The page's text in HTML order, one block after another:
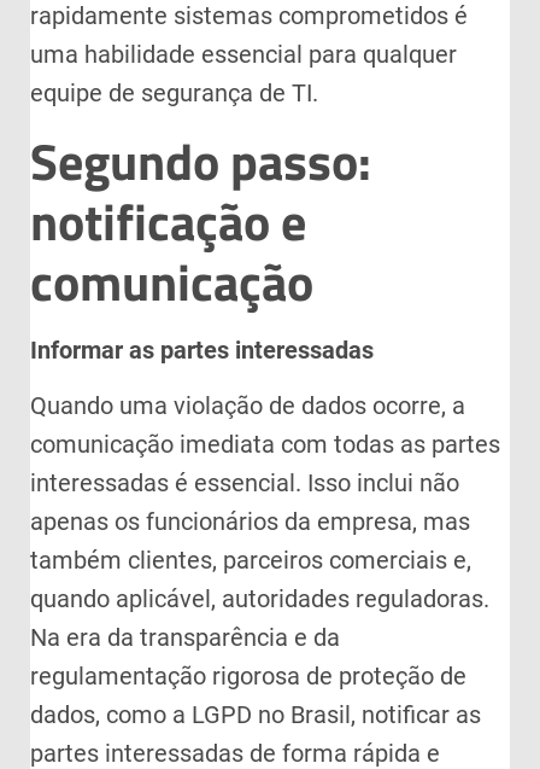
rapidamente sistemas comprometidos é
uma habilidade essencial para qualquer
equipe de segurança de TI.
Segundo passo:
notificação e
comunicação
Informar as partes interessadas
Quando uma violação de dados ocorre, a
comunicação imediata com todas as partes
interessadas é essencial. Isso inclui não
apenas os funcionários da empresa, mas
também clientes, parceiros comerciais e,
quando aplicável, autoridades reguladoras.
Na era da transparência e da
regulamentação rigorosa de proteção de
dados, como a LGPD no Brasil, notificar as
partes interessadas de forma rápida e